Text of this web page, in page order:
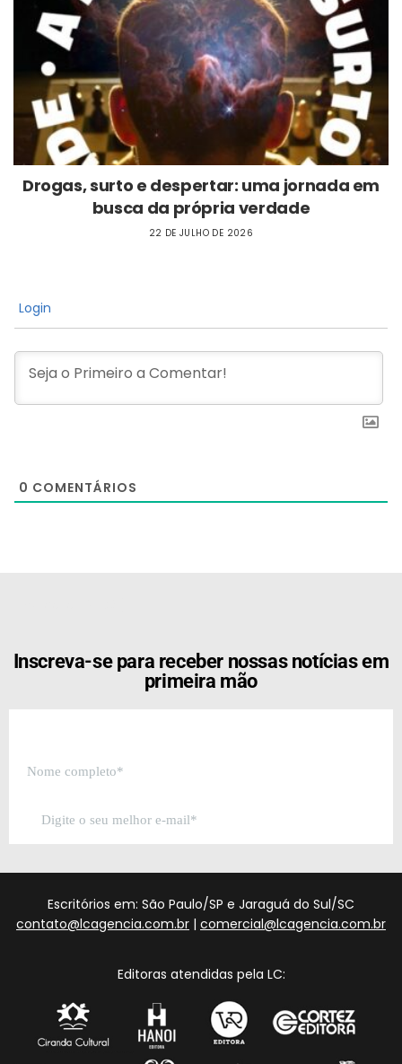
Drogas, surto e despertar: uma jornada em
busca da própria verdade
22 DE JULHO DE 2026
Login
0 COMENTÁRIOS
Inscreva-se para receber nossas notícias em
primeira mão
Escritórios em: São Paulo/SP e Jaraguá do Sul/SC
contato@lcagencia.com.br | comercial@lcagencia.com.br
Editoras atendidas pela LC: